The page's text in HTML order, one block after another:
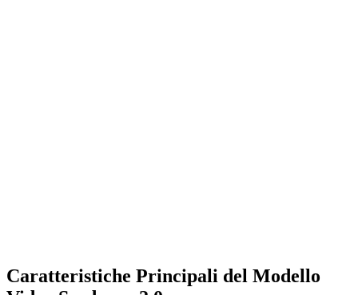
Caratteristiche Principali del Modello